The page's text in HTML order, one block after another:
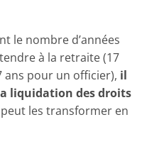
le nombre d’années
à la retraite (17
ans pour un officier), il
liquidation des droits
peut les transformer en